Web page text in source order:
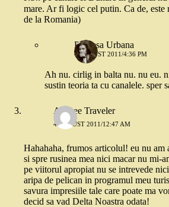
mare. Ar fi logic cel putin. Ca de, este
de la Romania)
Printesa Urbana
4 AUGUST 2011/4:36 PM
Ah nu. cirlig in balta nu. nu eu.
sustin teoria ta cu canalele. sper
Aliceee Traveler
4 AUGUST 2011/12:47 AM
Hahahaha, frumos articolul! eu nu am
si spre rusinea mea nici macar nu mi-
pe viitorul apropiat nu se intrevede
aripa de pelican in programul meu
savura impresiile tale care poate ma
decid sa vad Delta Noastra odata!